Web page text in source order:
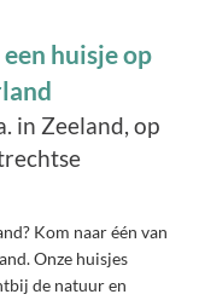
huisje op
in Zeeland, op
Kom naar één van
Onze huisjes
de natuur en